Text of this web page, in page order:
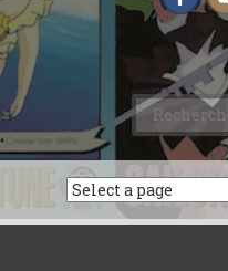
Rechercher :